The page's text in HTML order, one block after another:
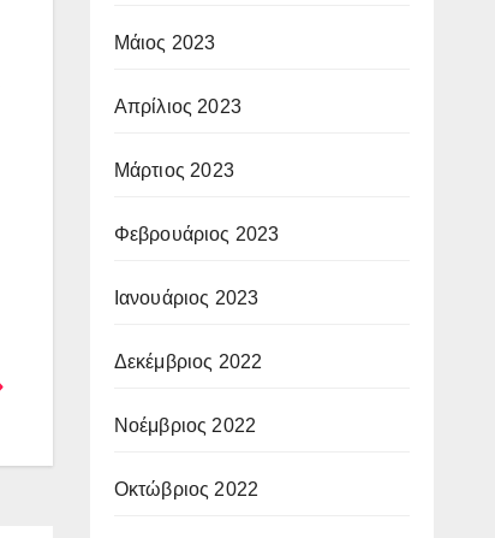
Μάιος 2023
Απρίλιος 2023
Μάρτιος 2023
Φεβρουάριος 2023
Ιανουάριος 2023
Δεκέμβριος 2022
Νοέμβριος 2022
Οκτώβριος 2022